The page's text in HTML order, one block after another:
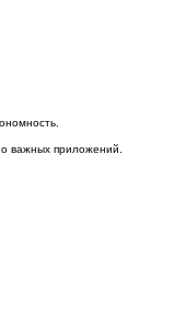
важных приложений.